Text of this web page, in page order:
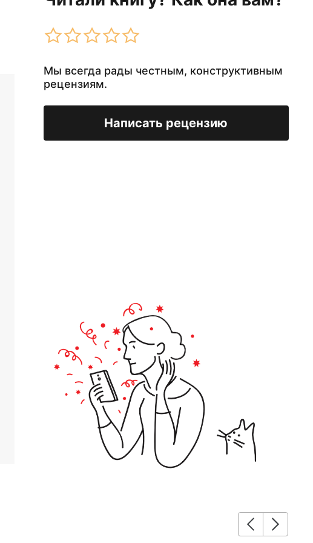
Мы всегда рады честным, конструктивным
рецензиям.
Написать рецензию